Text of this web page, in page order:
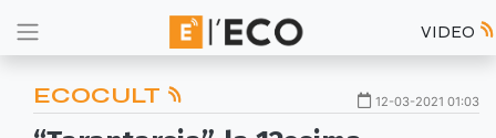
VIDEO
ECOCULT 12-03-2021 01:03